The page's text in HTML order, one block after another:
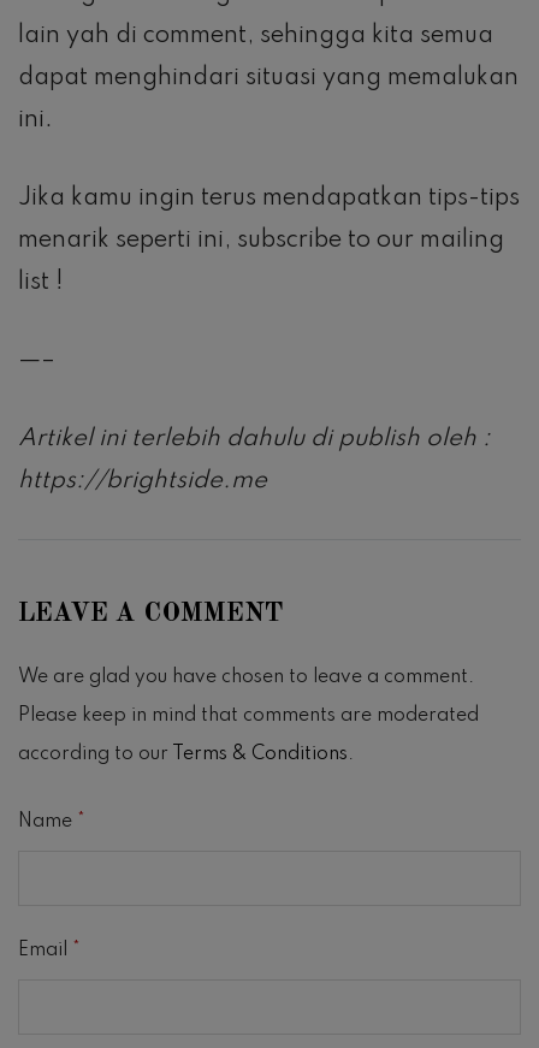
lain yah di comment, sehingga kita semua
dapat menghindari situasi yang memalukan
ini.
Jika kamu ingin terus mendapatkan tips-tips
menarik seperti ini, subscribe to our mailing
list !
—–
Artikel ini terlebih dahulu di publish oleh :
https://brightside.me
LEAVE A COMMENT
We are glad you have chosen to leave a comment.
Please keep in mind that comments are moderated
according to our
Terms & Conditions.
Name
Email